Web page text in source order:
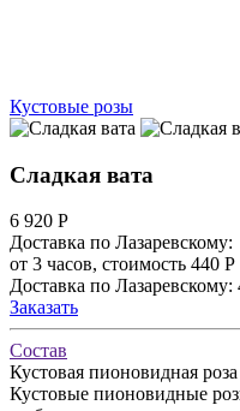
Кустовые розы
Сладкая вата
6 920 Р
Доставка по Лазаревскому:
от 3 часов, стоимость 440 Р
Доставка по Лазаревскому:
Заказать
Состав
Кустовая пионовидная
Кустовые пионовидные